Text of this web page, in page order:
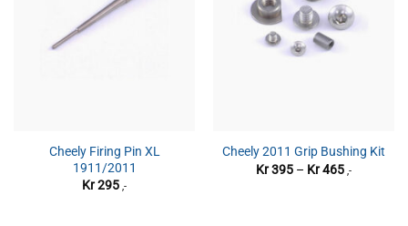
Cheely Firing Pin XL
1911/2011
Kr295 ,-
Cheely 2011 Grip Bushing Kit
Kr395 – Kr465
Kr 395
,-